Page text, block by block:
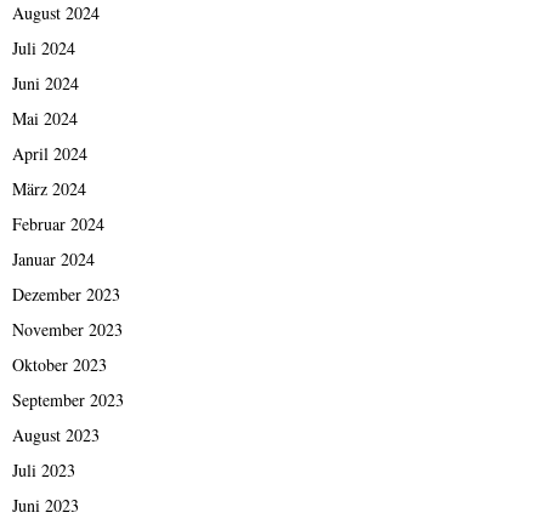
August 2024
Juli 2024
Juni 2024
Mai 2024
April 2024
März 2024
Februar 2024
Januar 2024
Dezember 2023
November 2023
Oktober 2023
September 2023
August 2023
Juli 2023
Juni 2023